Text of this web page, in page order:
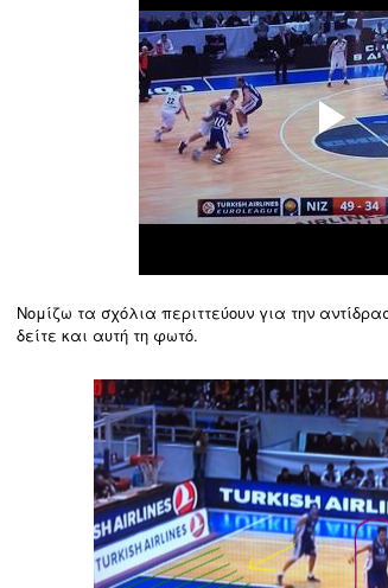
Νομίζω τα σχόλια περιττεύουν για την
δείτε και αυτή τη φωτό.